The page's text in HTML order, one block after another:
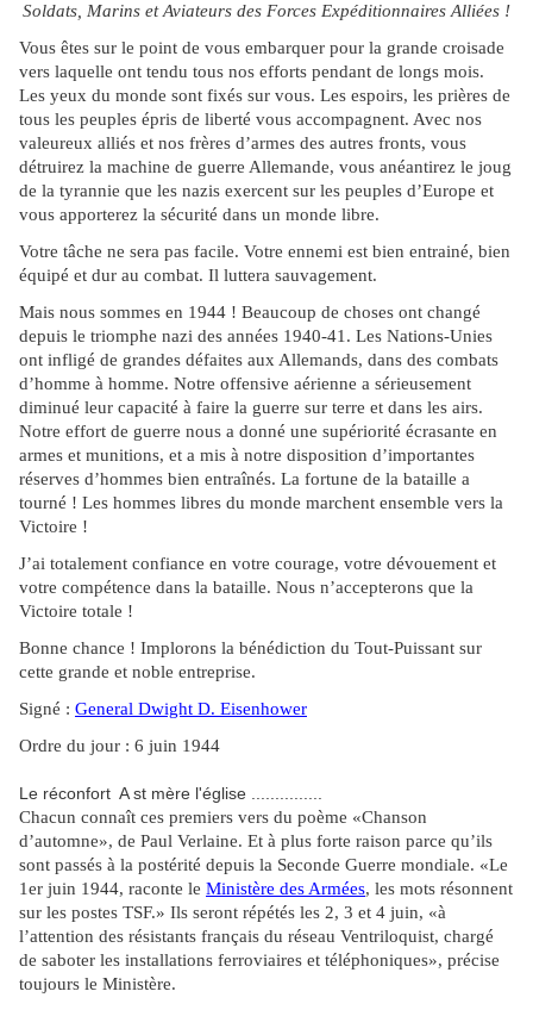
Soldats, Marins et Aviateurs des Forces Expéditionnaires Alliées !
Vous êtes sur le point de vous embarquer pour la grande croisade
vers laquelle ont tendu tous nos efforts pendant de longs mois.
Les yeux du monde sont fixés sur vous. Les espoirs, les prières de
tous les peuples épris de liberté vous accompagnent. Avec nos
valeureux alliés et nos frères d’armes des autres fronts, vous
détruirez la machine de guerre Allemande, vous anéantirez le joug
de la tyrannie que les nazis exercent sur les peuples d’Europe et
vous apporterez la sécurité dans un monde libre.
Votre tâche ne sera pas facile. Votre ennemi est bien entrainé, bien
équipé et dur au combat. Il luttera sauvagement.
Mais nous sommes en 1944 ! Beaucoup de choses ont changé
depuis le triomphe nazi des années 1940-41. Les Nations-Unies
ont infligé de grandes défaites aux Allemands, dans des combats
d’homme à homme. Notre offensive aérienne a sérieusement
diminué leur capacité à faire la guerre sur terre et dans les airs.
Notre effort de guerre nous a donné une supériorité écrasante en
armes et munitions, et a mis à notre disposition d’importantes
réserves d’hommes bien entraînés. La fortune de la bataille a
tourné ! Les hommes libres du monde marchent ensemble vers la
Victoire !
J’ai totalement confiance en votre courage, votre dévouement et
votre compétence dans la bataille. Nous n’accepterons que la
Victoire totale !
Bonne chance ! Implorons la bénédiction du Tout-Puissant sur
cette grande et noble entreprise.
Signé : General Dwight D. Eisenhower
Ordre du jour : 6 juin 1944
Le réconfort A st mère l'église ...............
Chacun connaît ces premiers vers du poème «Chanson
d’automne», de Paul Verlaine. Et à plus forte raison parce qu’ils
sont passés à la postérité depuis la Seconde Guerre mondiale. «Le
1er juin 1944, raconte le Ministère des Armées, les mots résonnent
sur les postes TSF.» Ils seront répétés les 2, 3 et 4 juin, «à
l’attention des résistants français du réseau Ventriloquist, chargé
de saboter les installations ferroviaires et téléphoniques», précise
toujours le Ministère.